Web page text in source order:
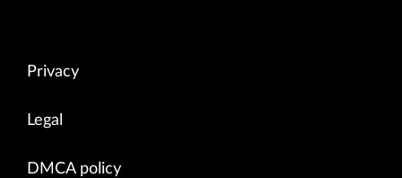
Privacy
Legal
DMCA policy